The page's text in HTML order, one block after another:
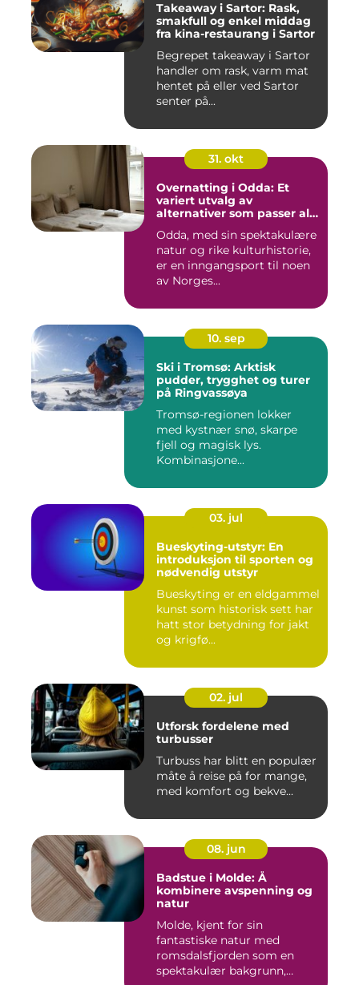
Takeaway i Sartor: Rask,
smakfull og enkel middag
fra kina-restaurang i Sartor
Begrepet takeaway i Sartor
handler om rask, varm mat
hentet på eller ved Sartor
senter på...
31. okt
Overnatting i Odda: Et
variert utvalg av
alternativer som passer alle
Odda, med sin spektakulære
natur og rike kulturhistorie,
er en inngangsport til noen
av Norges...
10. sep
Ski i Tromsø: Arktisk
pudder, trygghet og turer
på Ringvassøya
Tromsø-regionen lokker
med kystnær snø, skarpe
fjell og magisk lys.
Kombinasjone...
03. jul
Bueskyting-utstyr: En
introduksjon til sporten og
nødvendig utstyr
Bueskyting er en eldgammel
kunst som historisk sett har
hatt stor betydning for jakt
og krigfø...
02. jul
Utforsk fordelene med
turbusser
Turbuss har blitt en populær
måte å reise på for mange,
med komfort og bekve...
08. jun
Badstue i Molde: Å
kombinere avspenning og
natur
Molde, kjent for sin
fantastiske natur med
romsdalsfjorden som en
spektakulær bakgrunn,